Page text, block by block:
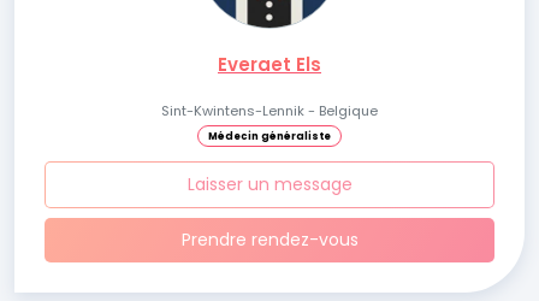
Everaet Els
Sint-Kwintens-Lennik - Belgique
Médecin généraliste
Laisser un message
Prendre rendez-vous